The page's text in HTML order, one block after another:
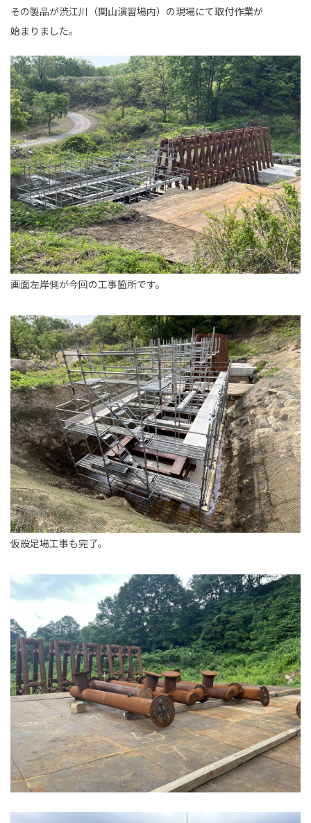
その製品が渋江川（関山演習場内）の現場にて取付作業が
始まりました。
画面左岸側が今回の工事箇所です。
仮設足場工事も完了。
野本組紹介MOVIE
新卒採用情報
一般採用 野本組
一般採用 アグリ事業部
社内制度・福利厚生
お問い合わせ